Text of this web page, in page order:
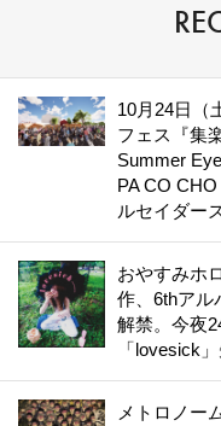
10月24日（
フェス『集
Summer
PA CO
ルセイダー
おやすみホ
作、6thアル
解禁。今夜
「lovesick
メトロノー